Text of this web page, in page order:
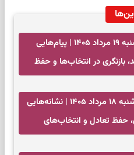
فال انبیا امروز دوشنبه ۱۹ مرداد ۱۴۰۵ | پیام‌هایی
بازنگری در انتخاب‌ها و حفظ
فال شمع امروز یکشنبه ۱۸ مرداد ۱۴۰۵ | نشانه‌هایی
حفظ تعادل و انتخاب‌های